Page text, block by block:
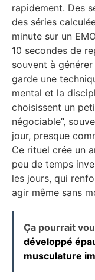
rapidement. Des
des séries
minute sur un
10 secondes de
souvent à
garde une
mental et la
choisissent un
négociable”,
jour, presque
Ce rituel crée un
peu de temps
les jours, qui
agir même sans
Ça pourrait
développé
musculature